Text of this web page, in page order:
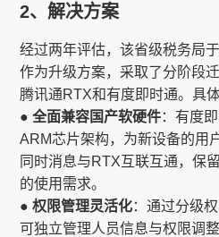
2、解决方案
经过两年评估，该省级税务局
作为升级方案，采取了分阶段
腾讯通RTX和有度即时通。具
● 全面兼容国产软硬件：有度
ARM芯片架构，为新设备的用
同时消息与RTX互联互通，保
的使用需求。
● 权限管理灵活化：通过分级
可独立管理人员信息与权限调